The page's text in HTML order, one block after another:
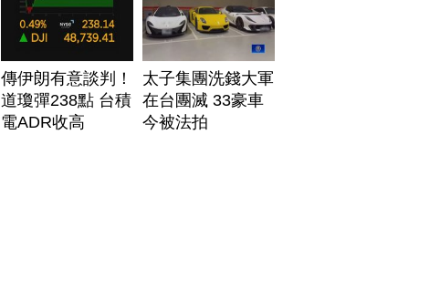
傳伊朗有意談判！
道瓊彈238點 台積
電ADR收高
太子集團洗錢大軍
在台團滅 33豪車
今被法拍